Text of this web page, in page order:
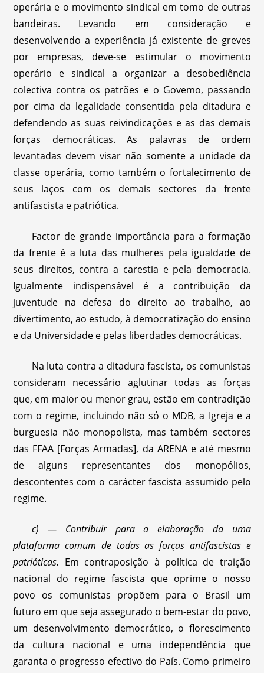
operária e o movimento sindical em tomo de outras
bandeiras. Levando em consideração e
desenvolvendo a experiência já existente de greves
por empresas, deve-se estimular o movimento
operário e sindical a organizar a desobediência
colectiva contra os patrões e o Govemo, passando
por cima da legalidade consentida pela ditadura e
defendendo as suas reivindicações e as das demais
forças democráticas. As palavras de ordem
levantadas devem visar não somente a unidade da
classe operária, como também o fortalecimento de
seus laços com os demais sectores da frente
antifascista e patriótica.
Factor de grande importância para a formação
da frente é a luta das mulheres pela igualdade de
seus direitos, contra a carestia e pela democracia.
Igualmente indispensável é a contribuição da
juventude na defesa do direito ao trabalho, ao
divertimento, ao estudo, à democratização do ensino
e da Universidade e pelas liberdades democráticas.
Na luta contra a ditadura fascista, os comunistas
consideram necessário aglutinar todas as forças
que, em maior ou menor grau, estão em contradição
com o regime, incluindo não só o MDB, a Igreja e a
burguesia não monopolista, mas também sectores
das FFAA [Forças Armadas], da ARENA e até mesmo
de alguns representantes dos monopólios,
descontentes com o carácter fascista assumido pelo
regime.
c) — Contribuir para a elaboração da uma
plataforma comum de todas as forças antifascistas e
patrióticas. Em contraposição à política de traição
nacional do regime fascista que oprime o nosso
povo os comunistas propõem para o Brasil um
futuro em que seja assegurado o bem-estar do povo,
um desenvolvimento democrático, o florescimento
da cultura nacional e uma independência que
garanta o progresso efectivo do País. Como primeiro